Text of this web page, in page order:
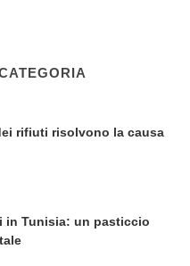
rifiuti risolvono la causa
in Tunisia: un pasticcio